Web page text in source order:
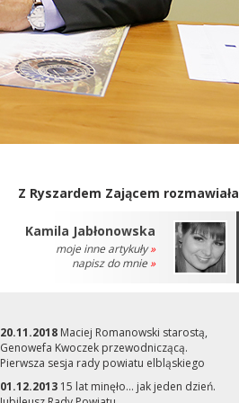
Z Ryszardem Zającem rozmawiała
Kamila Jabłonowska
moje inne artykuły»
napisz do mnie »
20.11.2018Maciej Romanowski starostą,
Genowefa Kwoczek przewodniczącą.
Pierwsza sesja rady powiatu elbląskiego
01.12.201315 lat minęło... jak jeden dzień.